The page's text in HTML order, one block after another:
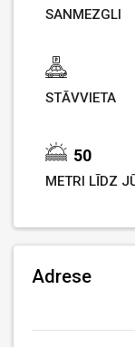
SANMEZGLI
STĀVVIETA
50
METRI LĪDZ
Adrese